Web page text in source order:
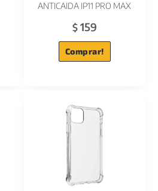
ANTICAIDA IP11 PRO MAX
$159
Comprar!